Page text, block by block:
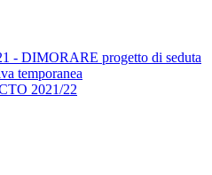
- DIMORARE progetto di seduta
temporanea
2021/22